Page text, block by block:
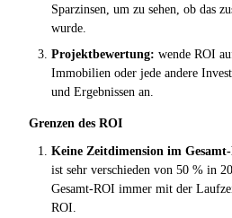
Sparzinsen, um zu sehen, ob das
wurde.
Projektbewertung: wende ROI
Immobilien oder jede andere
und Ergebnissen an.
Grenzen des ROI
Keine Zeitdimension im
ist sehr verschieden von 50 % in
Gesamt-ROI immer mit der
ROI.